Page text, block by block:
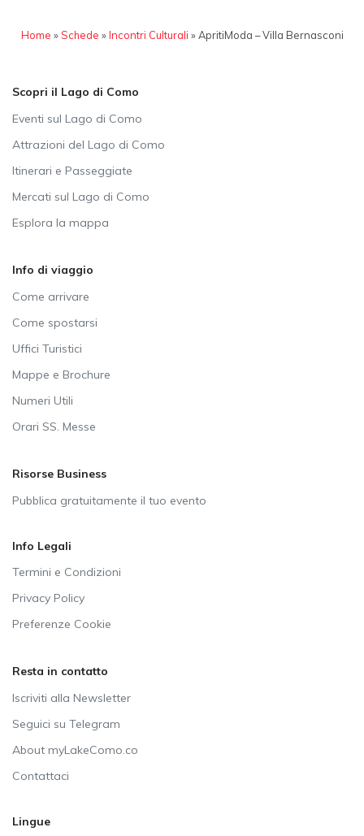
Home »Schede »Incontri Culturali »ApritiModa – Villa Bernasconi
Scopri il Lago di Como
Eventi sul Lago di Como
Attrazioni del Lago di Como
Itinerari e Passeggiate
Mercati sul Lago di Como
Esplora la mappa
Info di viaggio
Come arrivare
Come spostarsi
Uffici Turistici
Mappe e Brochure
Numeri Utili
Orari SS. Messe
Risorse Business
Pubblica gratuitamente il tuo evento
Info Legali
Termini e Condizioni
Privacy Policy
Preferenze Cookie
Resta in contatto
Iscriviti alla Newsletter
Seguici su Telegram
About myLakeComo.co
Contattaci
Lingue